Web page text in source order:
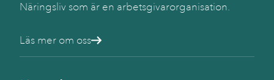
Näringsliv som är en arbetsgivarorganisation.
Läs mer om oss